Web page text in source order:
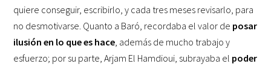
quiere conseguir, escribirlo, y cada tres meses revisarlo, para
no desmotivarse. Quanto a Baró, recordaba el valor de posar
ilusión en lo que es hace , además de mucho trabajo y
esfuerzo; por su parte, Arjam El Hamdioui, subrayaba el poder